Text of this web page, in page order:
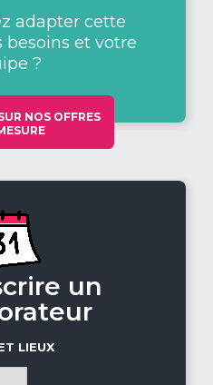
adapter cette
besoins et votre
?
NOS OFFRES
un
LIEUX